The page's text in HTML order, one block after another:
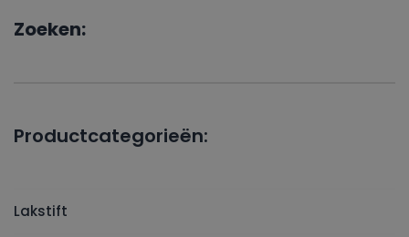
Zoeken:
Productcategorieën:
Lakstift